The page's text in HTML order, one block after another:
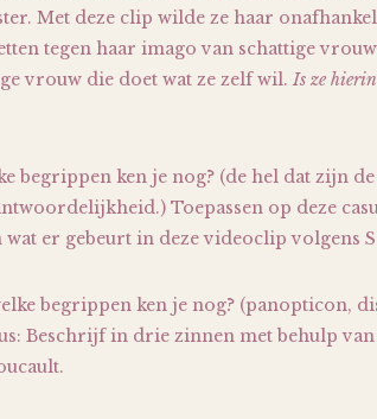
Met deze clip wilde ze haar
tegen haar imago van schattige
vrouw die doet wat ze zelf wil.Is ze
begrippen ken je nog? (de hel dat zijn
Toepassen op deze
er gebeurt in deze videoclip volgens
begrippen ken je nog? (panopticon,
Beschrijf in drie zinnen met behulp